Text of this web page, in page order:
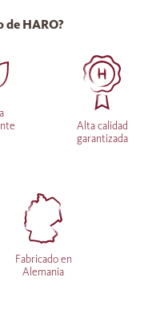
de HARO?
Alta calidad
garantizada
Fabricado en
Alemania